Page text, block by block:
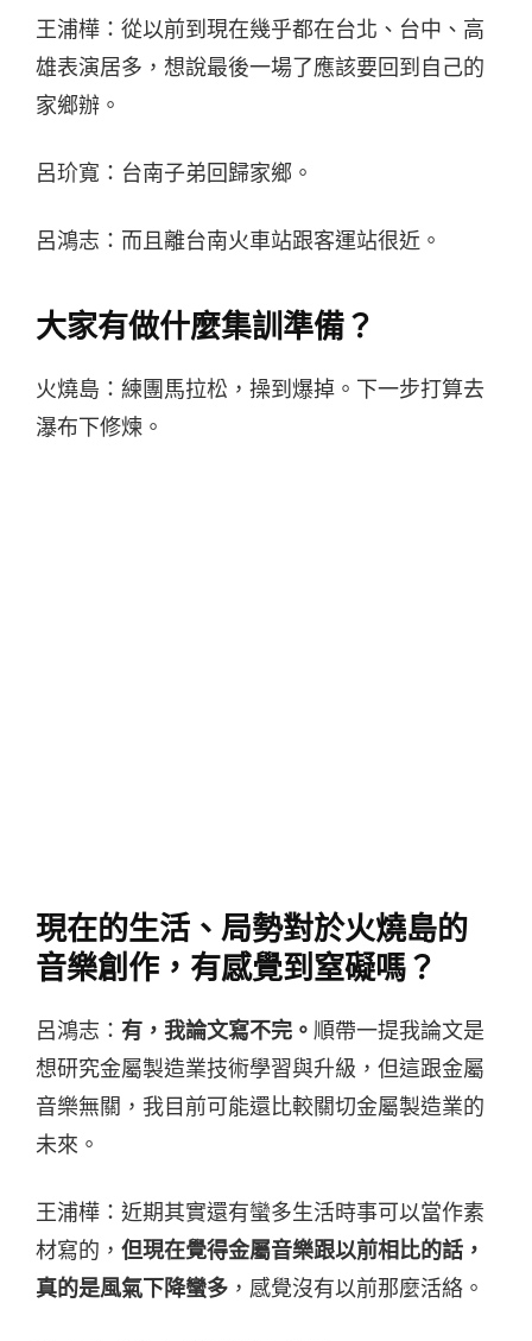
王浦樺：從以前到現在幾乎都在台北、台中、高
雄表演居多，想說最後一場了應該要回到自己的
家鄉辦。
呂玠寬：台南子弟回歸家鄉。
呂鴻志：而且離台南火車站跟客運站很近。
大家有做什麼集訓準備？
火燒島：練團馬拉松，操到爆掉。下一步打算去
瀑布下修煉。
現在的生活、局勢對於火燒島的
音樂創作，有感覺到窒礙嗎？
呂鴻志： 有，我論文寫不完。 順帶一提我論文是
想研究金屬製造業技術學習與升級，但這跟金屬
音樂無關，我目前可能還比較關切金屬製造業的
未來。
王浦樺：近期其實還有蠻多生活時事可以當作素
材寫的， 但現在覺得金屬音樂跟以前相比的話，
真的是風氣下降蠻多 ，感覺沒有以前那麼活絡。